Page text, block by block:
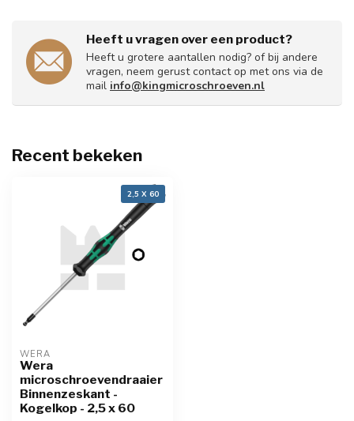
Heeft u vragen over een product?
Heeft u grotere aantallen nodig? of bij andere
vragen, neem gerust contact op met ons via de
mail info@kingmicroschroeven.nl
Recent bekeken
2,5 X 60
WERA
Wera
microschroevendraaier
Binnenzeskant -
Kogelkop - 2,5 x 60